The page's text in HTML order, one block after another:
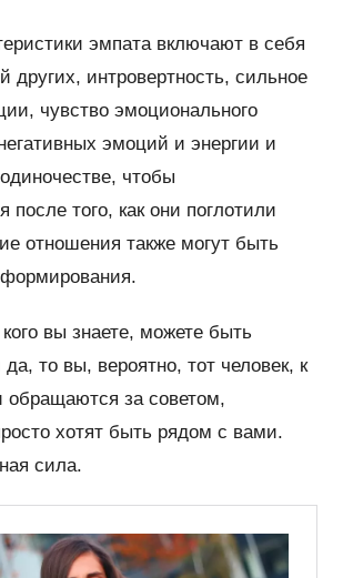
эмпата включают в себя
других, интровертность, сильное
чувство эмоционального
эмоций и энергии и
чтобы
после того, как они поглотили
отношения также могут быть
вы знаете, можете быть
то вы, вероятно, тот человек, к
обращаются за советом,
хотят быть рядом с вами.
сила.